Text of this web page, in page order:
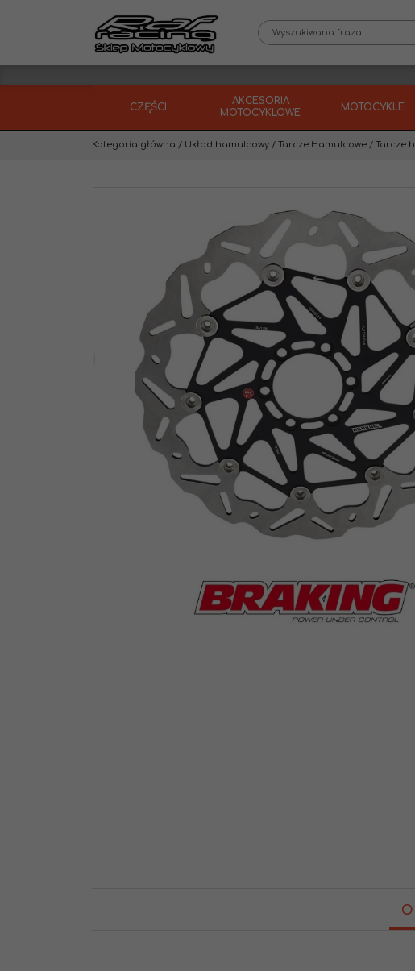
CZĘŚCI
AKCESORIA
MOTOCYKLOWE
MOTOCYKLE
Kategoria główna / Układ hamulcowy / Tarcze Hamulcowe / Tarcze